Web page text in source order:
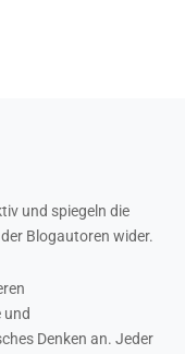
und spiegeln die
Blogautoren wider.
und
Denken an. Jeder